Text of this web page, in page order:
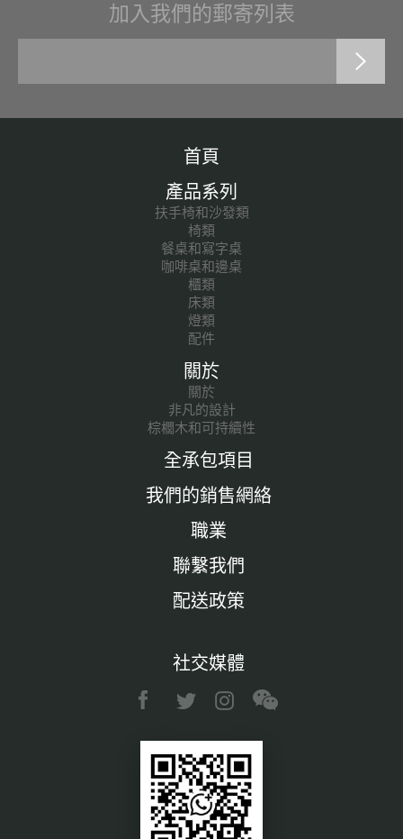
加入我們的郵寄列表
首頁
產品系列
扶手椅和沙發類
椅類
餐桌和寫字桌
咖啡桌和邊桌
櫃類
床類
燈類
配件
關於
關於
非凡的設計
棕櫚木和可持續性
全承包項目
我們的銷售網絡
職業
聯繫我們
配送政策
社交媒體